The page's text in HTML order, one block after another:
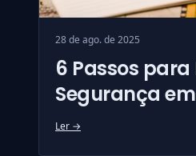
28 de ago. de 2025
6 Passos
Segurança
Ler →